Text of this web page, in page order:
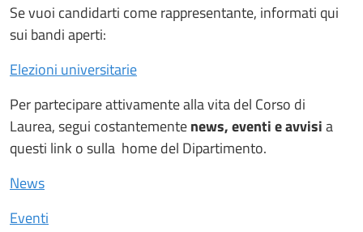
Se vuoi candidarti come rappresentante, informati qui
sui bandi aperti:
Elezioni universitarie
Per partecipare attivamente alla vita del Corso di
Laurea, segui costantementenews, eventi e avvisia
questi link o sulla home del Dipartimento.
News
Eventi